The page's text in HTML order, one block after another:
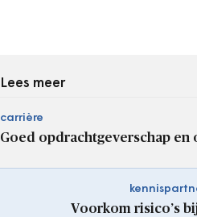
Lees meer
carrière
Goed opdrachtgeverschap en
Voorkom risico’s